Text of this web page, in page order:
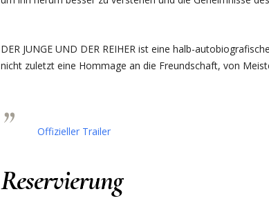
DER JUNGE UND DER REIHER ist eine halb-
nicht zuletzt eine Hommage an die Freundschaft, von
Offizieller Trailer
Reservierung